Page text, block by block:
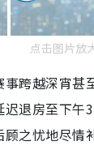
点击图片放
跨越深宵甚
退房至下午
之忧地尽情